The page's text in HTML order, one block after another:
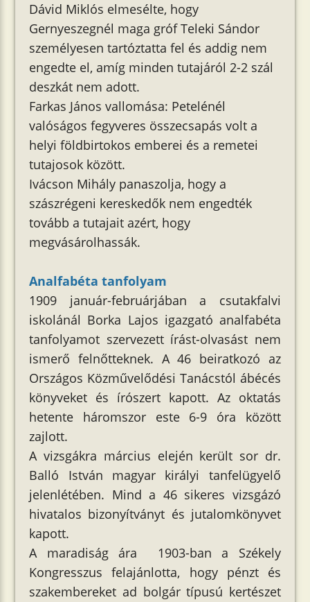
Dávid Miklós elmesélte, hogy
Gernyeszegnél maga gróf Teleki Sándor
személyesen tartóztatta fel és addig nem
engedte el, amíg minden tutajáról 2-2 szál
deszkát nem adott.
Farkas János vallomása: Petelénél
valóságos fegyveres összecsapás volt a
helyi földbirtokos emberei és a remetei
tutajosok között.
Ivácson Mihály panaszolja, hogy a
szászrégeni kereskedők nem engedték
tovább a tutajait azért, hogy
megvásárolhassák.
Analfabéta tanfolyam
1909 január-februárjában a csutakfalvi
iskolánál Borka Lajos igazgató analfabéta
tanfolyamot szervezett írást-olvasást nem
ismerő felnőtteknek. A 46 beiratkozó az
Országos Közművelődési Tanácstól ábécés
könyveket és írószert kapott. Az oktatás
hetente háromszor este 6-9 óra között
zajlott.
A vizsgákra március elején került sor dr.
Balló István magyar királyi tanfelügyelő
jelenlétében. Mind a 46 sikeres vizsgázó
hivatalos bizonyítványt és jutalomkönyvet
kapott.
A maradiság ára 1903-ban a Székely
Kongresszus felajánlotta, hogy pénzt és
szakembereket ad bolgár típusú kertészet